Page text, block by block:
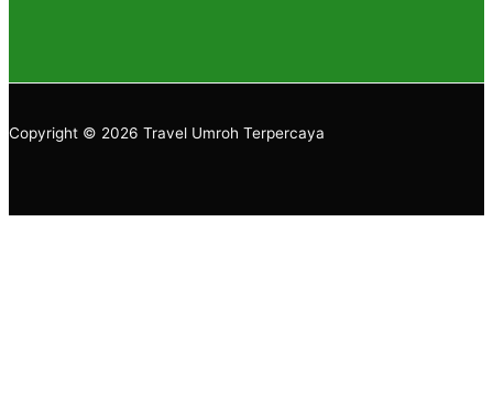
Copyright © 2026 Travel Umroh Terpercaya